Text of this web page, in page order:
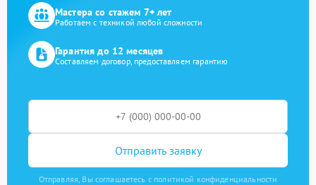
Мастера со стажем 7+ лет
Работаем с техникой любой сложности
Гарантия до 12 месяцев
Составляем договор, предоставляем гарантию
Отправить заявку
Отправляя, Вы соглашаетесь с политикой конфиденциальности